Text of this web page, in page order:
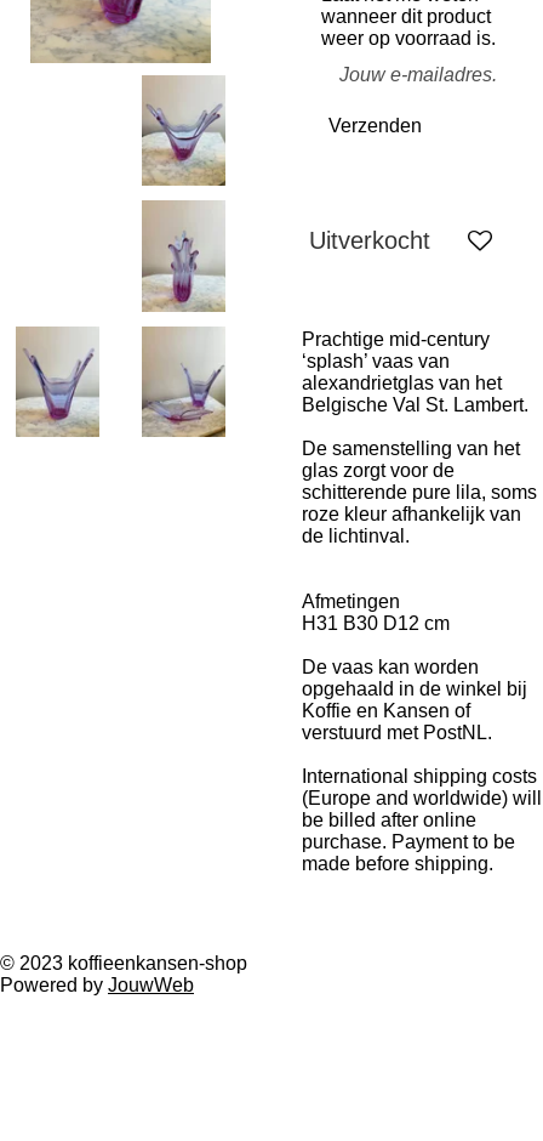
wanneer dit product
weer op voorraad is.
Verzenden
Uitverkocht
Prachtige mid-century
‘splash’ vaas van
alexandrietglas van het
Belgische Val St. Lambert.
De samenstelling van het
glas zorgt voor de
schitterende pure lila, soms
roze kleur afhankelijk van
de lichtinval.
Afmetingen
H31 B30 D12 cm
De vaas kan worden
opgehaald in de winkel bij
Koffie en Kansen of
verstuurd met PostNL.
International shipping costs
(Europe and worldwide) will
be billed after online
purchase. Payment to be
made before shipping.
© 2023 koffieenkansen-shop
Powered by JouwWeb